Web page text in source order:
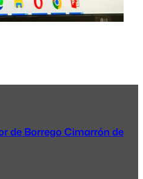
de Borrego Cimarrón de